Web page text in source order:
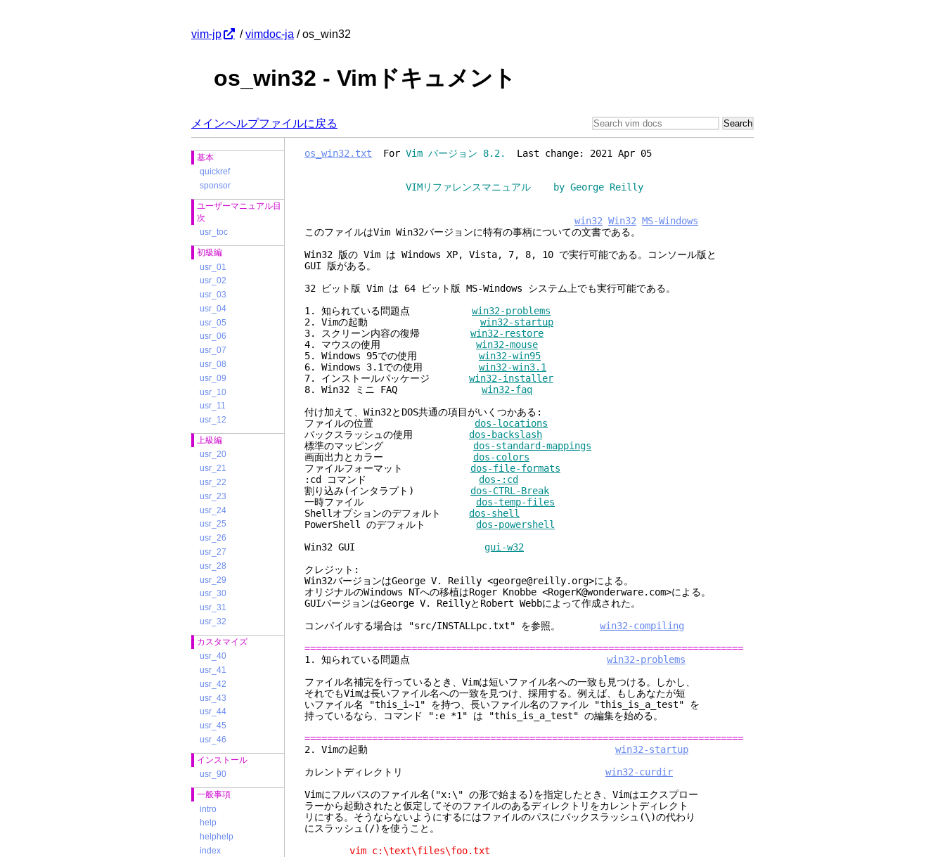
vim-jp /vimdoc-ja / os_win32
os_win32 - Vimドキュメント
メインヘルプファイルに戻る
基本
quickref
sponsor
ユーザーマニュアル目
次
usr_toc
初級編
usr_01
usr_02
usr_03
usr_04
usr_05
usr_06
usr_07
usr_08
usr_09
usr_10
usr_11
usr_12
上級編
usr_20
usr_21
usr_22
usr_23
usr_24
usr_25
usr_26
usr_27
usr_28
usr_29
usr_30
usr_31
usr_32
カスタマイズ
usr_40
usr_41
usr_42
usr_43
usr_44
usr_45
usr_46
インストール
usr_90
一般事項
intro
help
helphelp
index
os_win32.txt For Vim バージョン 8.2. Last change: 2021 Apr 05
VIMリファレンスマニュアル by George Reilly
win32 Win32 MS-Windows
このファイルはVim Win32バージョンに特有の事柄についての文書である。
Win32 版の Vim は Windows XP, Vista, 7, 8, 10 で実行可能である。コンソール版と
GUI 版がある。
32 ビット版 Vim は 64 ビット版 MS-Windows システム上でも実行可能である。
1. 知られている問題点 win32-problems
2. Vimの起動 win32-startup
3. スクリーン内容の復帰 win32-restore
4. マウスの使用 win32-mouse
5. Windows 95での使用 win32-win95
6. Windows 3.1での使用 win32-win3.1
7. インストールパッケージ win32-installer
8. Win32 ミニ FAQ win32-faq
付け加えて、Win32とDOS共通の項目がいくつかある:
ファイルの位置 dos-locations
バックスラッシュの使用 dos-backslash
標準のマッピング dos-standard-mappings
画面出力とカラー dos-colors
ファイルフォーマット dos-file-formats
:cd コマンド dos-:cd
割り込み(インタラプト) dos-CTRL-Break
一時ファイル dos-temp-files
Shellオプションのデフォルト dos-shell
PowerShell のデフォルト dos-powershell
Win32 GUI gui-w32
クレジット:
Win32バージョンはGeorge V. Reilly <george@reilly.org>による。
オリジナルのWindows NTへの移植はRoger Knobbe <RogerK@wonderware.com>による。
GUIバージョンはGeorge V. ReillyとRobert Webbによって作成された。
コンパイルする場合は "src/INSTALLpc.txt" を参照。 win32-compiling
==============================================================================
1. 知られている問題点 win32-problems
ファイル名補完を行っているとき、Vimは短いファイル名への一致も見つける。しかし、
それでもVimは長いファイル名への一致を見つけ、採用する。例えば、もしあなたが短
いファイル名 "this_i~1" を持つ、長いファイル名のファイル "this_is_a_test" を
持っているなら、コマンド ":e *1" は "this_is_a_test" の編集を始める。
==============================================================================
2. Vimの起動 win32-startup
カレントディレクトリ win32-curdir
Vimにフルパスのファイル名("x:\" の形で始まる)を指定したとき、Vimはエクスプロー
ラーから起動されたと仮定してそのファイルのあるディレクトリをカレントディレクト
リにする。そうならないようにするにはファイルのパスにバックスラッシュ(\)の代わり
にスラッシュ(/)を使うこと。
vim c:\text\files\foo.txt